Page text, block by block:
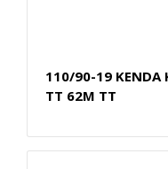
110/90-19 KENDA
TT 62M TT